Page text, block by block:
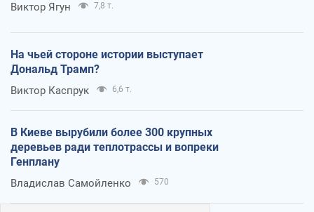
Виктор Ягун 7,8 т.
На чьей стороне истории выступает
Дональд Трамп?
Виктор Каспрук 6,6 т.
В Киеве вырубили более 300 крупных
деревьев ради теплотрассы и вопреки
Генплану
Владислав Самойленко 570